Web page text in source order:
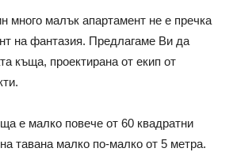
много малък апартамент не е пречка
на фантазия. Предлагаме Ви да
къща, проектирана от екип от
е малко повече от 60 квадратни
тавана малко по-малко от 5 метра.